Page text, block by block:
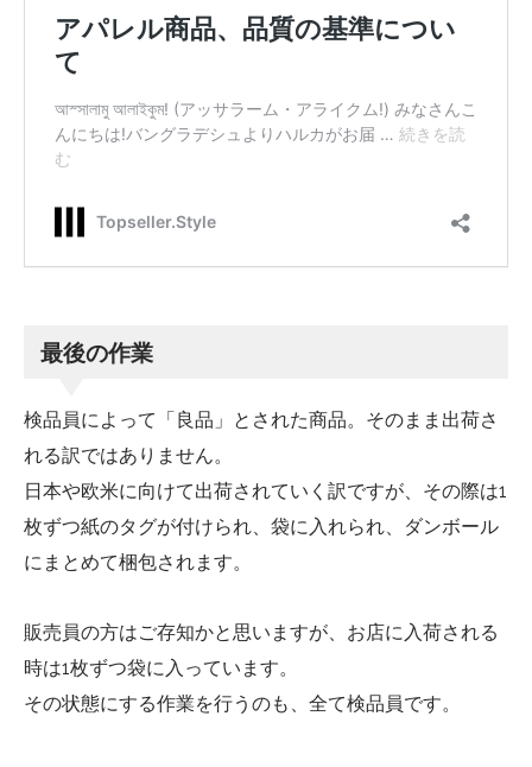
最後の作業
検品員によって「良品」とされた商品。そのまま出荷さ
れる訳ではありません。
日本や欧米に向けて出荷されていく訳ですが、その際は1
枚ずつ紙のタグが付けられ、袋に入れられ、ダンボール
にまとめて梱包されます。
販売員の方はご存知かと思いますが、お店に入荷される
時は1枚ずつ袋に入っています。
その状態にする作業を行うのも、全て検品員です。